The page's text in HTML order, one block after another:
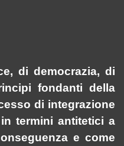
di democrazia, di
fondanti della
di integrazione
termini antitetici a
e come